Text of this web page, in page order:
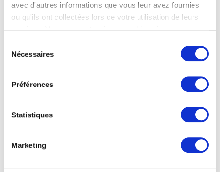
avec d'autres informations que vous leur avez fournies
ou qu'ils ont collectées lors de votre utilisation de leurs
Nécessaires
Préférences
Statistiques
Marketing